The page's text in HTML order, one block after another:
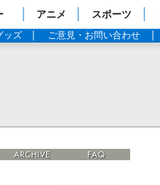
アニメ スポーツ
ッズ ご意見・お問い合わせ